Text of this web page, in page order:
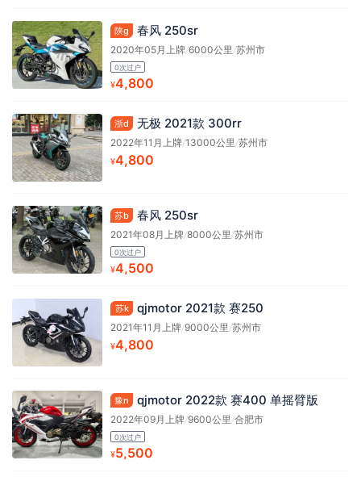
陕g 春风 250sr
2020年05月上牌/6000公里/苏州市
0次过户
¥4,800
浙d 无极 2021款 300rr
2022年11月上牌/13000公里/苏州市
¥4,800
苏b 春风 250sr
2021年08月上牌/8000公里/苏州市
0次过户
¥4,500
苏k qjmotor 2021款 赛250
2021年11月上牌/9000公里 /苏州市
¥4,800
豫n qjmotor 2022款 赛400 单摇臂版
2022年09月上牌/9600公里 /合肥市
0次过户
¥5,500